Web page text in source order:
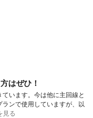
はぜひ！
います。今は他に主回線と
ンで使用していますが、以
見る